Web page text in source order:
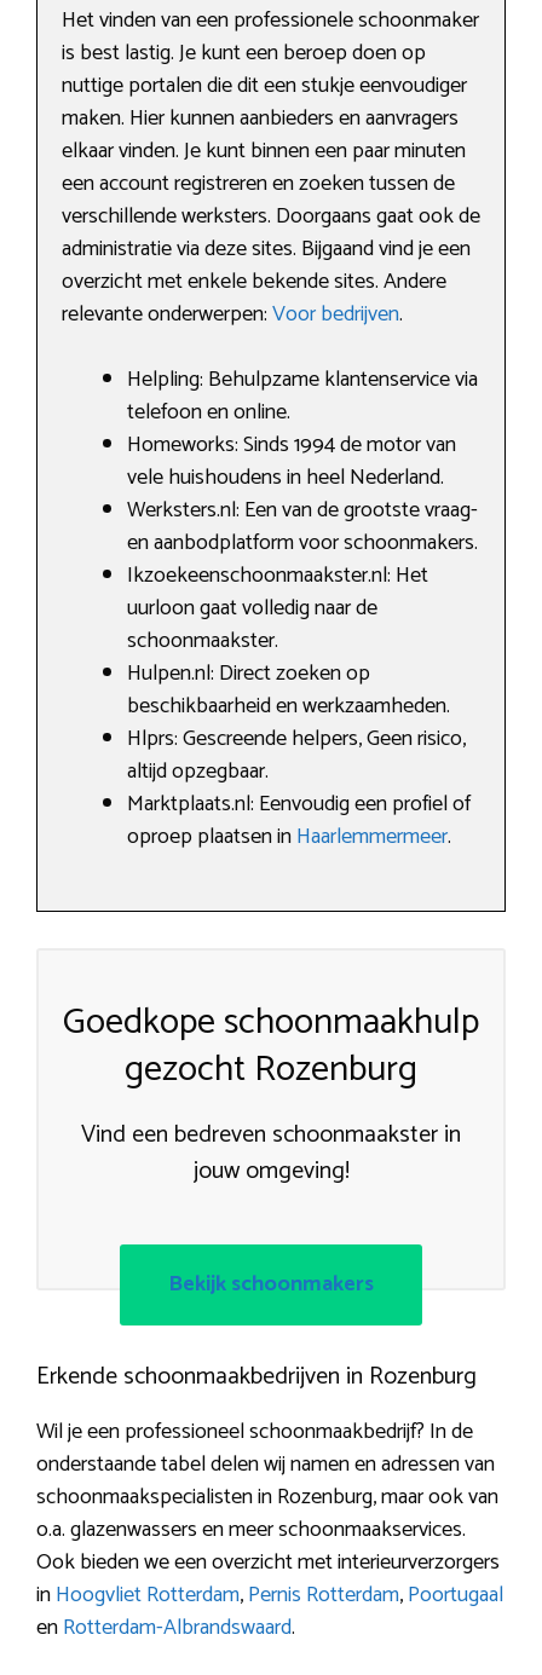
Het vinden van een professionele schoonmaker
is best lastig. Je kunt een beroep doen op
nuttige portalen die dit een stukje eenvoudiger
maken. Hier kunnen aanbieders en aanvragers
elkaar vinden. Je kunt binnen een paar minuten
een account registreren en zoeken tussen de
verschillende werksters. Doorgaans gaat ook de
administratie via deze sites. Bijgaand vind je een
overzicht met enkele bekende sites. Andere
relevante onderwerpen:Voor bedrijven.
Helpling: Behulpzame klantenservice via
telefoon en online.
Homeworks: Sinds 1994 de motor van
vele huishoudens in heel Nederland.
Werksters.nl: Een van de grootste vraag-
en aanbodplatform voor schoonmakers.
Ikzoekeenschoonmaakster.nl: Het
uurloon gaat volledig naar de
schoonmaakster.
Hulpen.nl: Direct zoeken op
beschikbaarheid en werkzaamheden.
Hlprs: Gescreende helpers, Geen risico,
altijd opzegbaar.
Marktplaats.nl: Eenvoudig een profiel of
oproep plaatsen inHaarlemmermeer.
Goedkope schoonmaakhulp
gezocht Rozenburg
Vind een bedreven schoonmaakster in
jouw omgeving!
Bekijk schoonmakers
Erkende schoonmaakbedrijven in Rozenburg
Wil je een professioneel schoonmaakbedrijf? In de
onderstaande tabel delen wij namen en adressen van
schoonmaakspecialisten in Rozenburg, maar ook van
o.a. glazenwassers en meer schoonmaakservices.
Ook bieden we een overzicht met interieurverzorgers
inHoogvliet Rotterdam,Pernis Rotterdam,Poortugaal
enRotterdam-Albrandswaard.